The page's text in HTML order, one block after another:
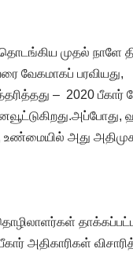
முதல் நாளே
வேகமாகப் பரவியது,
– 2020 பீகார்
அது
அதிகாரிகள்